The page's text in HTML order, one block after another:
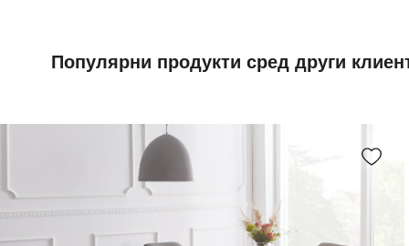
Популярни продукти сред други